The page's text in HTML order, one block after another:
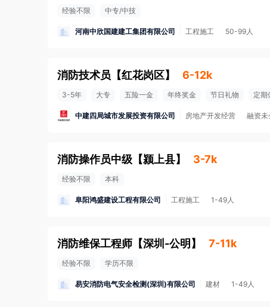
经验不限 中专/中技
河南中欣国建建工集团有限公司 工程施工 50-99人
消防技术员 【红花岗区】 6-12k
3-5年 大专 五险一金 年终奖金 节日礼物 定期
中建四局城市发展投资有限公司 房地产开发经营 融资未
消防操作员中级 【颍上县】 3-7k
经验不限 本科
阜阳鸿盛建设工程有限公司 工程施工 1-49人
消防维保工程师 【深圳-公明 】 7-11k
经验不限 学历不限
易安消防电气安全检测(深圳)有限公司 建材 1-49人